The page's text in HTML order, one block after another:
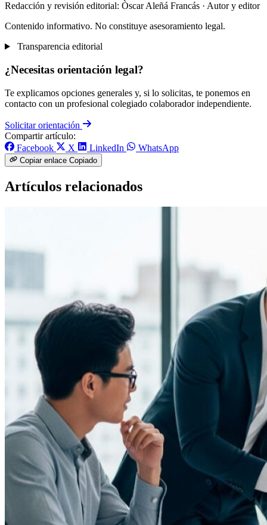
Redacción y revisión editorial: Òscar Aleñá Francás · Autor y editor
Contenido informativo. No constituye asesoramiento legal.
Transparencia editorial
¿Necesitas orientación legal?
Te explicamos opciones generales y, si lo solicitas, te ponemos en
contacto con un profesional colegiado colaborador independiente.
Solicitar orientación
Compartir artículo:
Facebook
X LinkedIn WhatsApp
Copiar enlace Copiado
Artículos relacionados